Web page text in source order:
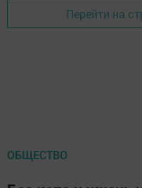
Перейти на
ОБЩЕСТВО